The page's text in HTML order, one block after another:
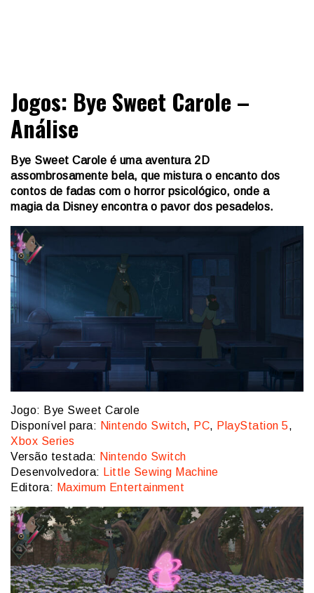
Central Comics
Jogos: Bye Sweet Carole –
Análise
Bye Sweet Carole é uma aventura 2D
assombrosamente bela, que mistura o encanto dos
contos de fadas com o horror psicológico, onde a
magia da Disney encontra o pavor dos pesadelos.
Jogo: Bye Sweet Carole
Disponível para: Nintendo Switch, PC, PlayStation 5,
Xbox Series
Versão testada: Nintendo Switch
Desenvolvedora: Little Sewing Machine
Editora: Maximum Entertainment